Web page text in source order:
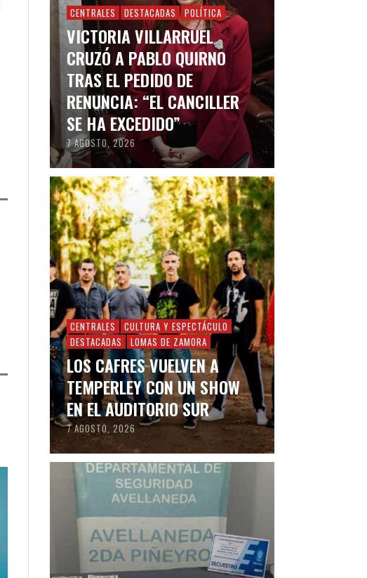
CENTRALES DESTACADAS POLÍTICA
VICTORIA VILLARRUEL
CRUZÓ A PABLO QUIRNO
TRAS EL PEDIDO DE
RENUNCIA: “EL CANCILLER
SE HA EXCEDIDO”
7 AGOSTO, 2026
CENTRALES
CULTURA Y ESPECTÁCULO
DESTACADAS
LOMAS DE ZAMORA
LOS CAFRES VUELVEN A
TEMPERLEY CON UN SHOW
EN EL AUDITORIO SUR
7 AGOSTO, 2026